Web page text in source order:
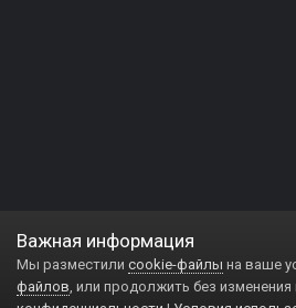
Важная информация
Мы разместили cookie-файлы на ваше
файлов, или продолжить без